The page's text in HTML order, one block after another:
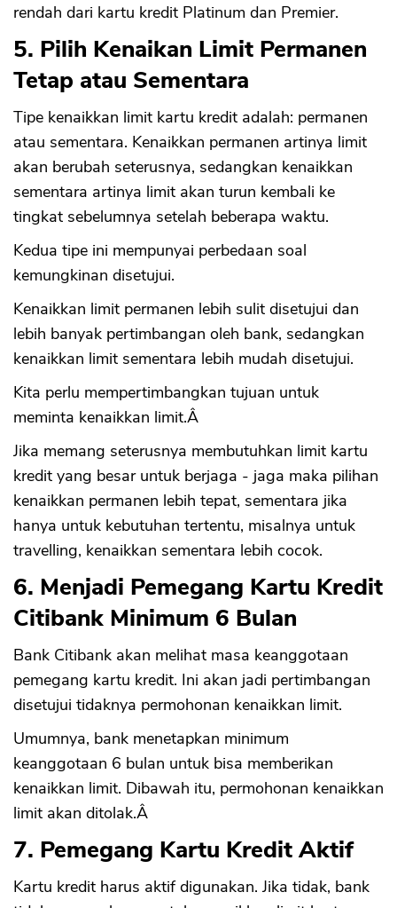
rendah dari kartu kredit Platinum dan Premier.
5. Pilih Kenaikan Limit Permanen
Tetap atau Sementara
Tipe kenaikkan limit kartu kredit adalah: permanen
atau sementara. Kenaikkan permanen artinya limit
akan berubah seterusnya, sedangkan kenaikkan
sementara artinya limit akan turun kembali ke
tingkat sebelumnya setelah beberapa waktu.
Kedua tipe ini mempunyai perbedaan soal
kemungkinan disetujui.
Kenaikkan limit permanen lebih sulit disetujui dan
lebih banyak pertimbangan oleh bank, sedangkan
kenaikkan limit sementara lebih mudah disetujui.
Kita perlu mempertimbangkan tujuan untuk
meminta kenaikkan limit.Â
Jika memang seterusnya membutuhkan limit kartu
kredit yang besar untuk berjaga - jaga maka pilihan
kenaikkan permanen lebih tepat, sementara jika
hanya untuk kebutuhan tertentu, misalnya untuk
travelling, kenaikkan sementara lebih cocok.
6. Menjadi Pemegang Kartu Kredit
Citibank Minimum 6 Bulan
Bank Citibank akan melihat masa keanggotaan
pemegang kartu kredit. Ini akan jadi pertimbangan
disetujui tidaknya permohonan kenaikkan limit.
Umumnya, bank menetapkan minimum
keanggotaan 6 bulan untuk bisa memberikan
kenaikkan limit. Dibawah itu, permohonan kenaikkan
limit akan ditolak.Â
7. Pemegang Kartu Kredit Aktif
Kartu kredit harus aktif digunakan. Jika tidak, bank